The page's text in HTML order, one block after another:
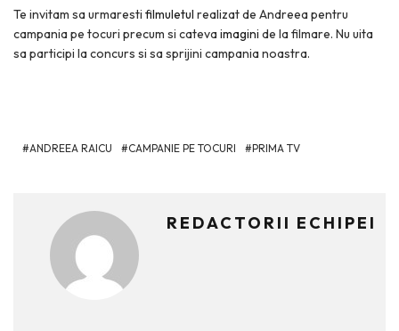
Te invitam sa urmaresti filmuletul realizat de Andreea pentru
campania pe tocuri precum si cateva imagini de la filmare. Nu uita
sa participi la concurs si sa sprijini campania noastra.
ANDREEA RAICU CAMPANIE PE TOCURI PRIMA TV
REDACTORII ECHIPEI